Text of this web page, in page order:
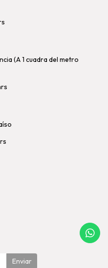
(A 1 cuadra del metro
Enviar